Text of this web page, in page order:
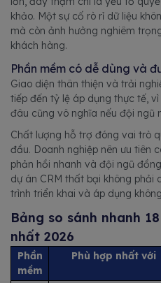
khảo. Một sự cố rò rỉ dữ liệu
mà còn ảnh hưởng nghiêm
khách hàng.
Phần mềm có dễ dùng và
Giao diện thân thiện và trải
tiếp đến tỷ lệ áp dụng thực tế,
đâu cũng vô nghĩa nếu đội ngũ
Chất lượng hỗ trợ đóng vai trò
đầu. Doanh nghiệp nên ưu tiên
phản hồi nhanh và đội ngũ
dự án CRM thất bại không phải
trình triển khai và áp dụng
Bảng so sánh nhanh
nhất 2026
Phần
mềm
Phù hợp nhất với